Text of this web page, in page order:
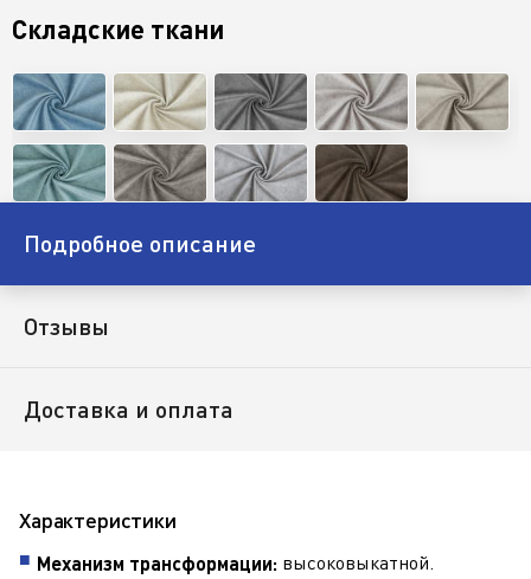
Складские ткани
Подробное описание
Отзывы
Доставка и оплата
Характеристики
Механизм трансформации: высоковыкатной.